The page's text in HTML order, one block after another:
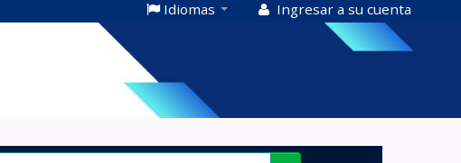
Idiomas Ingresar a su cuenta